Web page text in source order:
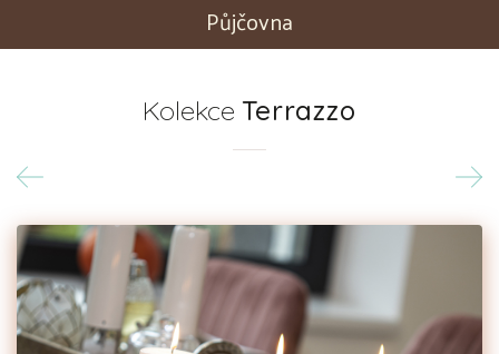
Půjčovna
Kolekce Terrazzo